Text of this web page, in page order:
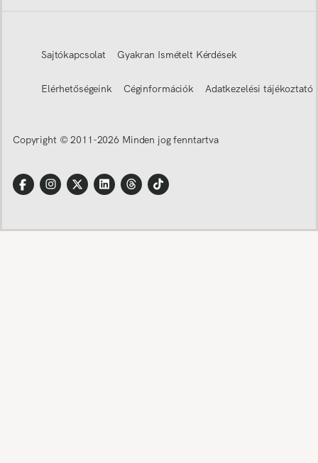
Sajtókapcsolat Gyakran Ismételt Kérdések
Elérhetőségeink Céginformációk Adatkezelési tájékoztató
Copyright © 2011-2026 Minden jog fenntartva